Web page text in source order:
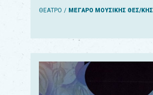
ΘΕΑΤΡΟ ΜΕΓΑΡΟ ΜΟΥΣΙΚΗΣ ΘΕΣ/ΚΗΣ